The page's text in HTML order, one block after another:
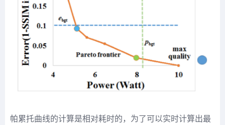
帕累托曲线的计算是相对耗时的，为了可以实时计算出最